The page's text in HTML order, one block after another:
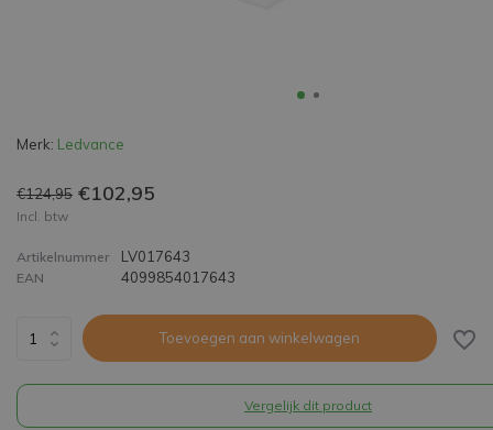
Merk: Ledvance
€124,95 €102,95
Incl. btw
Artikelnummer LV017643
EAN 4099854017643
Toevoegen aan winkelwagen
Vergelijk dit product